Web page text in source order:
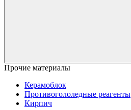
Прочие материалы
Керамоблок
Противогололедные реагенты
Кирпич